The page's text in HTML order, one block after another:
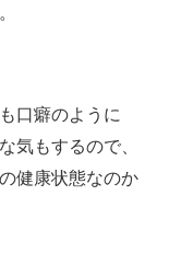
口癖のように
気もするので、
健康状態なのか